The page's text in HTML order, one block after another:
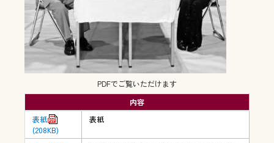
PDFでご覧いただけます
内容
表紙
(208KB)
表紙